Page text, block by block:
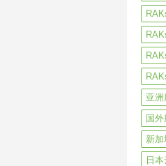
亚洲
国外
新
日